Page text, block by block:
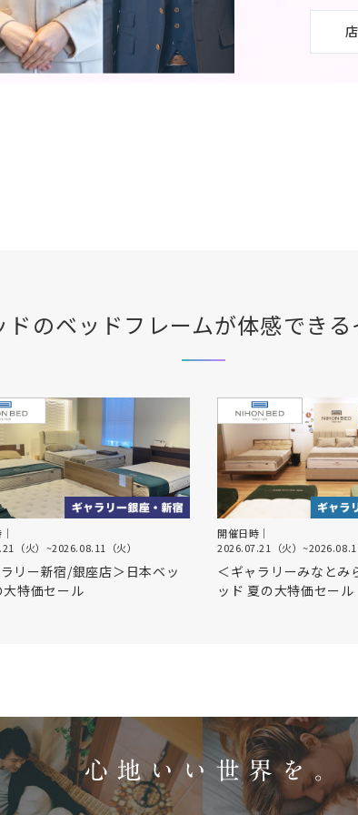
ド のベッドフレームが体感できる
（火） ~2026.08.11（火）
リー新宿/銀座店＞日本ベッ
大特価セール
開催日時｜
2026.07.21（火）~
＜ギャラリーみなとみ
ッド 夏の大特価セール